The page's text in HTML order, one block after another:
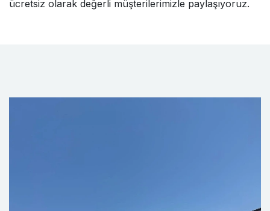
ücretsiz olarak değerli müşterilerimizle paylaşıyoruz.